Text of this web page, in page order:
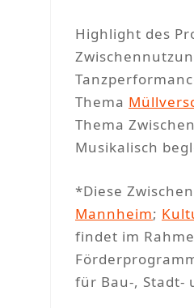
Highlight des
Thema
Thema
Musikalisch
*Diese
Mannheim;
findet im
für Bau-, Stadt-